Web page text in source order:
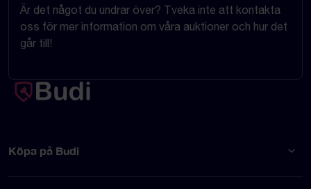
Är det något du undrar över? Tveka inte att kontakta
oss för mer information om våra auktioner och hur det
går till!
Köpa på Budi